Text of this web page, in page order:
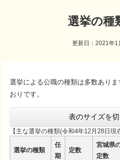
選挙の種
更新日：2021年1
選挙による公職の種類は多数あり
おりです。
表のサイズを
【主な選挙の種類(令和4年12月28日現
選挙の種類
任
期
定数
宮城県
定数